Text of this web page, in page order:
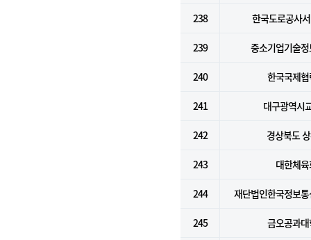
238 한국도로공사
239 중소기업기술
240 한국국제
241 대구광역시
242 경상북도
243 대한체
244 재단법인한국정보
245 금오공과